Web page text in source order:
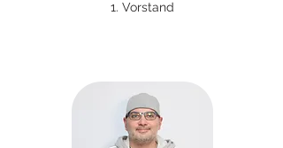
1. Vorstand